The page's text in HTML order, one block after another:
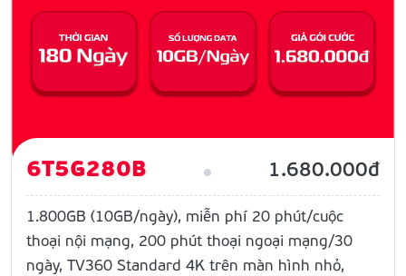
6T5G280B 1.680.000đ
1.800GB (10GB/ngày), miễn phí 20 phút/cuộc
thoại nội mạng, 200 phút thoại ngoại mạng/30
ngày, TV360 Standard 4K trên màn hình nhỏ,